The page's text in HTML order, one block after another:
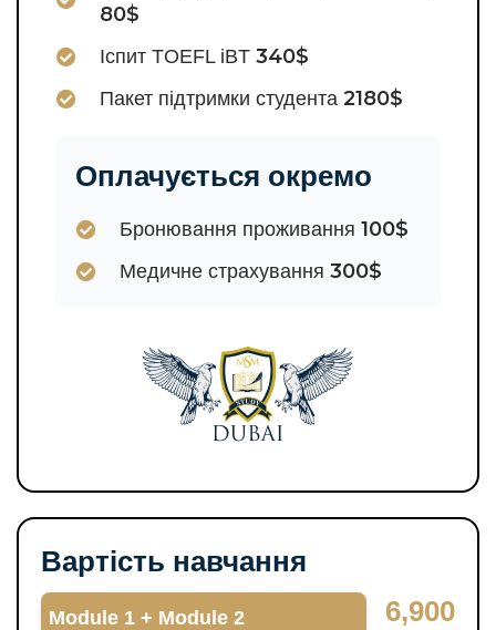
80$
Іспит TOEFL iBT 340$
Пакет підтримки студента 2180$
Оплачується окремо
Бронювання проживання 100$
Медичне страхування 300$
Вартість навчання
Module 1 + Module 2
6,900